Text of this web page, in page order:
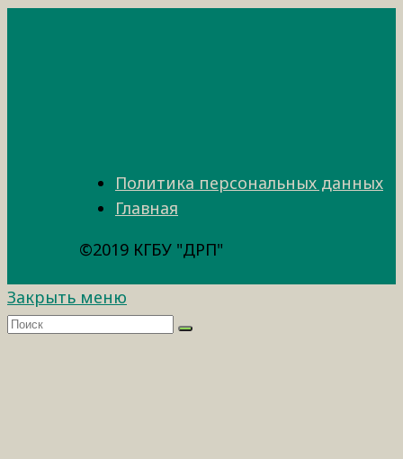
Политика персональных данных
Главная
©2019 КГБУ "ДРП"
Закрыть меню